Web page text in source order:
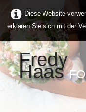
Diese Website
erklären Sie sich mit der
Fredy
Haas